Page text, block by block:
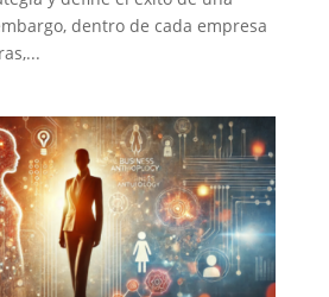
dentro de cada empresa